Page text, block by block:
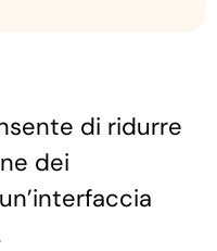
di ridurre
dei